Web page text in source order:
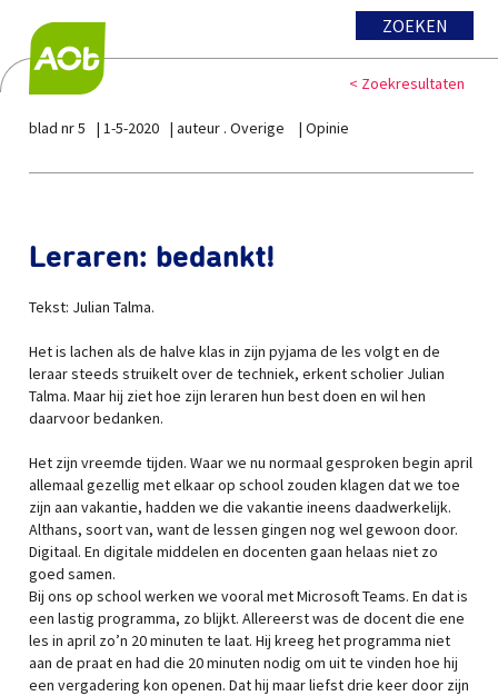
ZOEKEN
< Zoekresultaten
blad nr 5 1-5-2020 auteur . Overige Opinie
Leraren: bedankt!
Tekst: Julian Talma.
Het is lachen als de halve klas in zijn pyjama de les volgt en de
leraar steeds struikelt over de techniek, erkent scholier Julian
Talma. Maar hij ziet hoe zijn leraren hun best doen en wil hen
daarvoor bedanken.
Het zijn vreemde tijden. Waar we nu normaal gesproken begin april
allemaal gezellig met elkaar op school zouden klagen dat we toe
zijn aan vakantie, hadden we die vakantie ineens daadwerkelijk.
Althans, soort van, want de lessen gingen nog wel gewoon door.
Digitaal. En digitale middelen en docenten gaan helaas niet zo
goed samen.
Bij ons op school werken we vooral met Microsoft Teams. En dat is
een lastig programma, zo blijkt. Allereerst was de docent die ene
les in april zo’n 20 minuten te laat. Hij kreeg het programma niet
aan de praat en had die 20 minuten nodig om uit te vinden hoe hij
een vergadering kon openen. Dat hij maar liefst drie keer door zijn